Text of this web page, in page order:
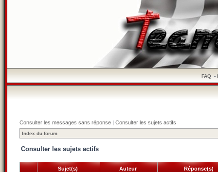
FAQ-
Consulter les messages sans réponse | Consulter les sujets actifs
Index du forum
Consulter les sujets actifs
Sujet(s) Auteur Réponse(s)